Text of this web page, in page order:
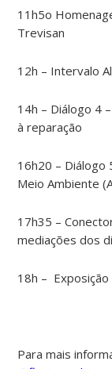
11h5o
Trevisan
12h – Intervalo
14h – Diálogo 4
à reparação
16h20 – Diálogo
Meio Ambiente
17h35 –
mediações dos
18h – Exposição
Para mais